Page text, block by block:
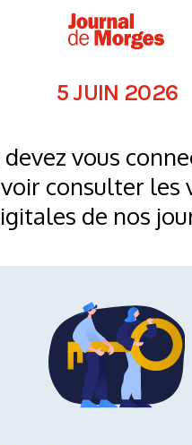
5 JUIN 2026
devez vous
consulter les
de nos